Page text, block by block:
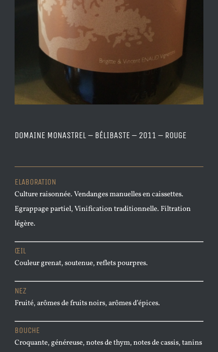
DOMAINE MONASTREL – BÉLIBASTE – 2011 – ROUGE
ELABORATION
Culture raisonnée. Vendanges manuelles en caissettes.
Egrappage partiel, Vinification traditionnelle. Filtration
légère.
ŒIL
Couleur grenat, soutenue, reflets pourpres.
NEZ
Fruité, arômes de fruits noirs, arômes d’épices.
BOUCHE
Croquante, généreuse, notes de thym, notes de cassis, tanins